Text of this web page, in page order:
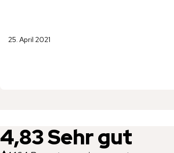
25. April 2021
4,83Sehr gut